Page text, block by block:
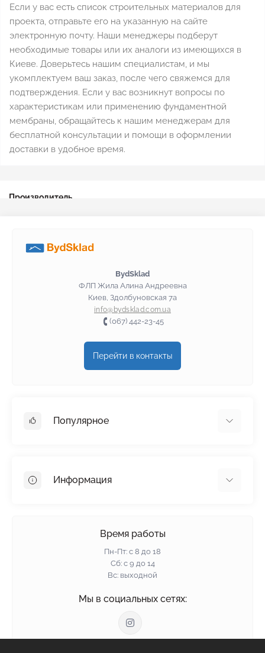
Если у вас есть список строительных материалов для
проекта, отправьте его на указанную на сайте
электронную почту. Наши менеджеры подберут
необходимые товары или их аналоги из имеющихся в
Киеве. Доверьтесь нашим специалистам, и мы
укомплектуем ваш заказ, после чего свяжемся для
подтверждения. Если у вас возникнут вопросы по
характеристикам или применению фундаментной
мембраны, обращайтесь к нашим менеджерам для
бесплатной консультации и помощи в оформлении
доставки в удобное время.
Производитель
BydSklad
ФЛП Жила Алина Андреевна
Киев, Здолбуновская 7а
info@bydsklad.com.ua
(067) 442-23-45
Перейти в контакты
Популярное
Пенопласт
Информация
Политика конфиденциальности
Время работы
Пн-Пт: с 8 до 18
Сб: с 9 до 14
Вс: выходной
Мы в социальных сетях: